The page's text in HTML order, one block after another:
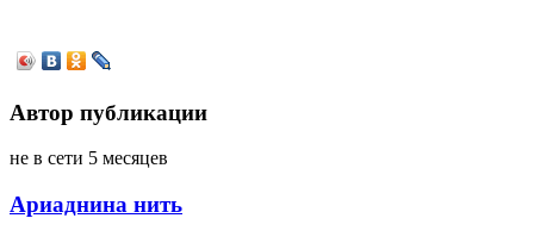
Автор публикации
не в сети 5 месяцев
Ариаднина нить